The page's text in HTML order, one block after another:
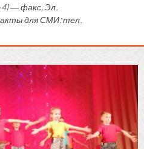
41 — факс, Эл.
для СМИ: тел.